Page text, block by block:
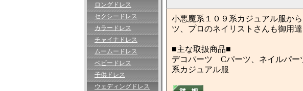
ロングドレス
セクシードレス
カラードレス
チャイナドレス
ムームードレス
ベビードレス
子供ドレス
ウェディングドレス
小悪魔系１０９系カジュアル服か
ツ、プロのネイリストさんも御用
■主な取扱商品■
デコパーツ Cパーツ、ネイルパー
系カジュアル服